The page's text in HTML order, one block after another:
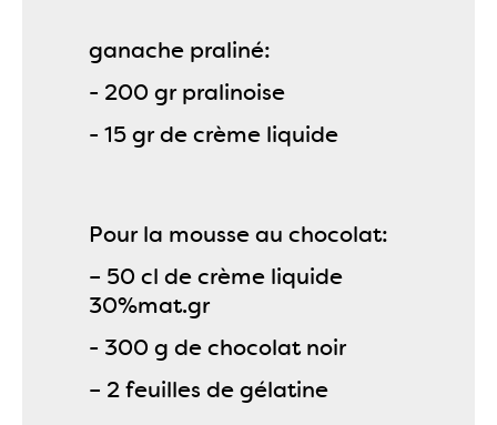
ganache praliné:
- 200 gr pralinoise
- 15 gr de crème liquide
Pour la mousse au chocolat:
– 50 cl de crème liquide
30%mat.gr
- 300 g de chocolat noir
– 2 feuilles de gélatine